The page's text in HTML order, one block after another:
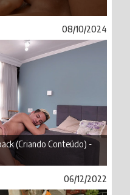
08/10/2024
(Criando Conteúdo) -
06/12/2022